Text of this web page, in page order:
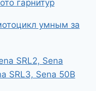
гарнитур
умным за
SRL2, Sena
SRL3, Sena 50B